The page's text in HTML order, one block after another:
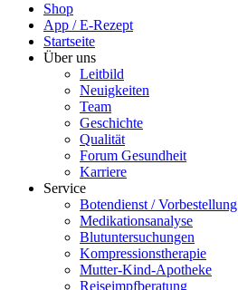
Shop
App / E-Rezept
Startseite
Über uns
Leitbild
Neuigkeiten
Team
Geschichte
Qualität
Forum Gesundheit
Karriere
Service
Botendienst / Vorbestellung
Medikationsanalyse
Blutuntersuchungen
Kompressionstherapie
Mutter-Kind-Apotheke
Reiseimpfberatung